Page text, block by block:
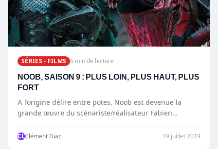
SÉRIES - FILMS 6 min de lecture
NOOB, SAISON 9 : PLUS LOIN, PLUS HAUT, PLUS
FORT
A l’origine délire entre potes, Noob est devenue la
grande œuvre du scénariste/réalisateur Fabien
CLClément Diaz 19 juillet 2019